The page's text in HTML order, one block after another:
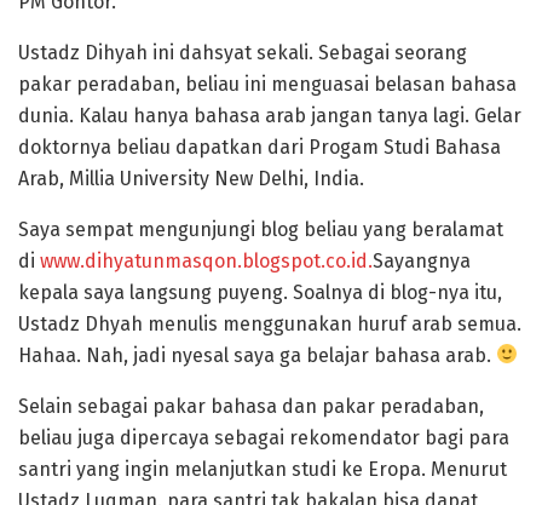
Ustadz Dihyah ini dahsyat sekali. Sebagai seorang
pakar peradaban, beliau ini menguasai belasan bahasa
dunia. Kalau hanya bahasa arab jangan tanya lagi. Gelar
doktornya beliau dapatkan dari Progam Studi Bahasa
Arab, Millia University New Delhi, India.
Saya sempat mengunjungi blog beliau yang beralamat
di www.dihyatunmasqon.blogspot.co.id.Sayangnya
kepala saya langsung puyeng. Soalnya di blog-nya itu,
Ustadz Dhyah menulis menggunakan huruf arab semua.
Hahaa. Nah, jadi nyesal saya ga belajar bahasa arab.
Selain sebagai pakar bahasa dan pakar peradaban,
beliau juga dipercaya sebagai rekomendator bagi para
santri yang ingin melanjutkan studi ke Eropa. Menurut